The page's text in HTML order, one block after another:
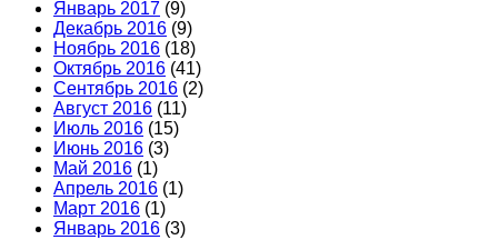
Январь 2017 (9)
Декабрь 2016 (9)
Ноябрь 2016 (18)
Октябрь 2016 (41)
Сентябрь 2016 (2)
Август 2016 (11)
Июль 2016 (15)
Июнь 2016 (3)
Май 2016 (1)
Апрель 2016 (1)
Март 2016 (1)
Январь 2016 (3)